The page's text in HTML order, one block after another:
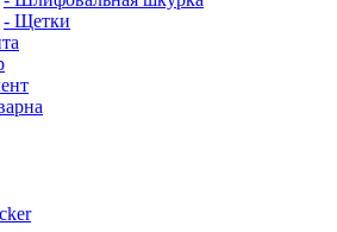
- Щетки